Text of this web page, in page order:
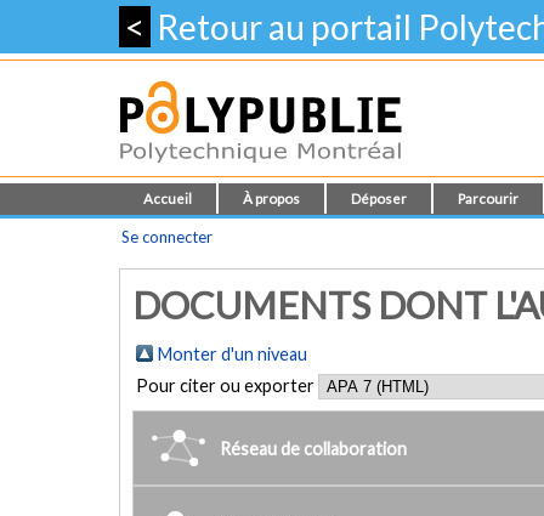
< Retour au portail
Accueil À propos Déposer Parcourir
Se connecter
DOCUMENTS DONT
Monter d'un niveau
Pour citer ou exporter
Réseau de collaboration